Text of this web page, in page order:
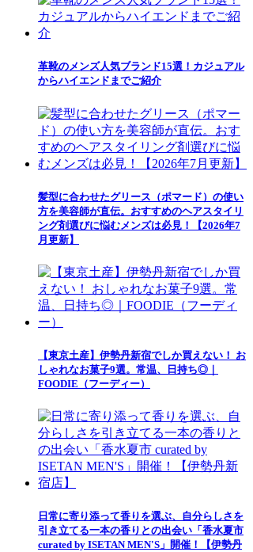
革靴のメンズ人気ブランド15選！カジュアル
からハイエンドまでご紹介
髪型に合わせたグリース（ポマード）の使い
方を美容師が直伝。おすすめのヘアスタイリ
ング剤選びに悩むメンズは必見！【2026年7
月更新】
【東京土産】伊勢丹新宿でしか買えない！ お
しゃれなお菓子9選。常温、日持ち◎｜
FOODIE（フーディー）
日常に寄り添って香りを選ぶ、自分らしさを
引き立てる一本の香りとの出会い「香水夏市
curated by ISETAN MEN'S」開催！【伊勢丹